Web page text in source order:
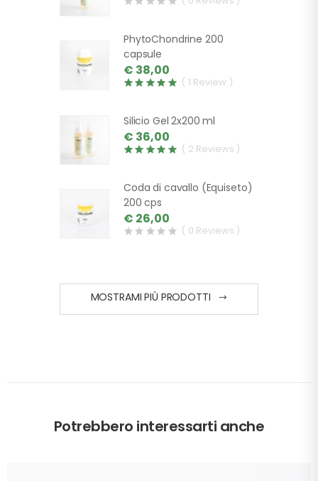
PhytoChondrine 200
capsule
€ 38,00
( 1 Review )
Silicio Gel 2x200 ml
€ 36,00
( 2 Reviews )
Coda di cavallo (Equiseto)
200 cps
€ 26,00
( 0 Reviews )
MOSTRAMI PIÙ PRODOTTI
Potrebbero interessarti anche